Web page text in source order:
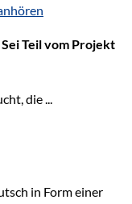
Teil vom Projekt
die ...
in Form einer